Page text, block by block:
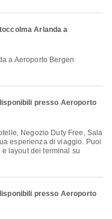
Arlanda a
presso Aeroporto
esperienza di viaggio. Puoi
layout dei terminal su
presso Aeroporto